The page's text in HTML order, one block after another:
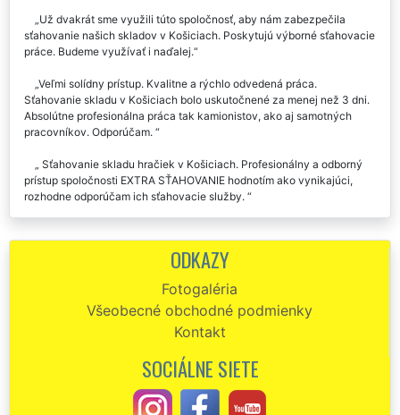
Už dvakrát sme využili túto spoločnosť, aby nám zabezpečila
sťahovanie našich skladov v Košiciach. Poskytujú výborné sťahovacie
práce. Budeme využívať i naďalej.
Veľmi solídny prístup. Kvalitne a rýchlo odvedená práca.
Sťahovanie skladu v Košiciach bolo uskutočnené za menej než 3 dni.
Absolútne profesionálna práca tak kamionistov, ako aj samotných
pracovníkov. Odporúčam.
Sťahovanie skladu hračiek v Košiciach. Profesionálny a odborný
prístup spoločnosti EXTRA SŤAHOVANIE hodnotím ako vynikajúci,
rozhodne odporúčam ich sťahovacie služby.
dostal plne odborný a profesionálny prístup. Odporúčam.
ODKAZY
Fotogaléria
Všeobecné obchodné podmienky
Kontakt
SOCIÁLNE SIETE